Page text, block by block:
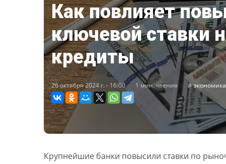
Как повлияет
ключевой ставки
кредиты
26 октября 2024 г. - 16:00 1 мин. чтения экономика
Крупнейшие банки повысили ставки по